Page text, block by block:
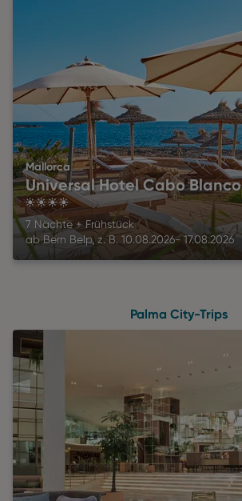
Mallorca
Universal Hotel Cabo Blanco
4
7 Nächte + Frühstück
ab Bern Belp, z. B. 10.08.2026- 17.08.2026
Palma City-Trips